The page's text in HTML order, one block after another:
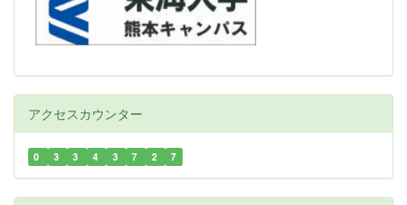
アクセスカウンター
0 3 3 4 3 7 2 7